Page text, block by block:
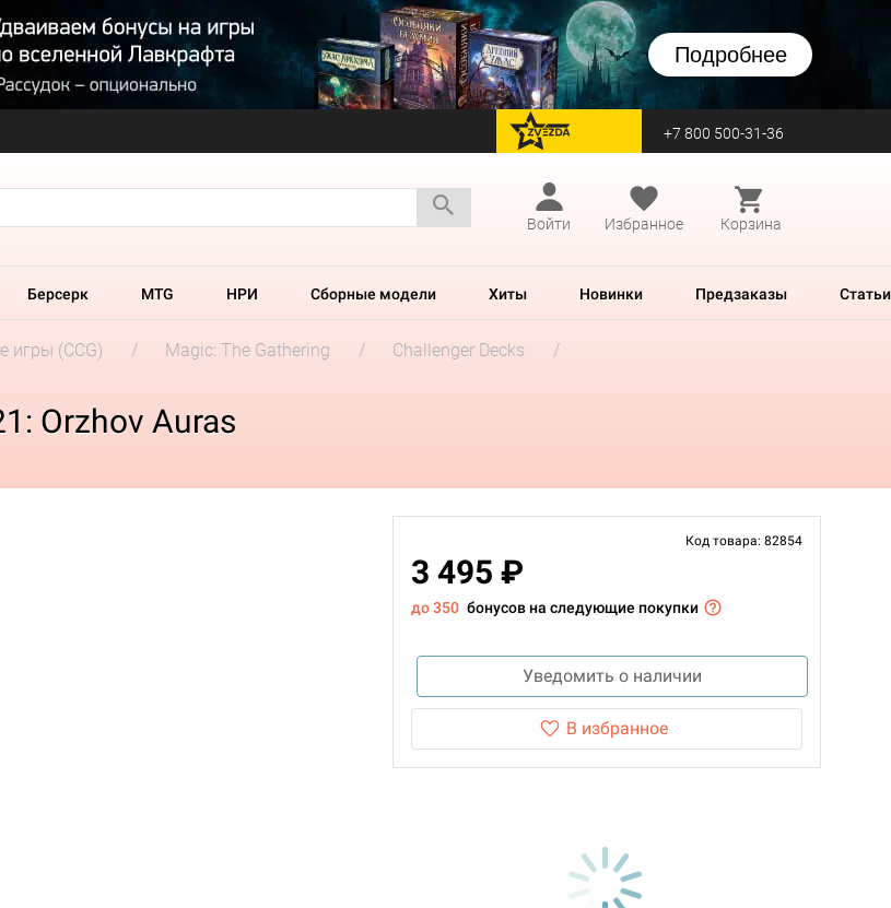
Подробнее
перейти на Zvezda +7 800 500-31-36
Войти
Избранное Корзина
Берсерк MTG НРИ Сборные модели Хиты Новинки Предзаказы Статьи
игры (CCG) Magic: The Gathering
Challenger Decks
Orzhov Auras
Код товара: 82854
3 495 ₽
до 350 бонусов на следующие покупки
Уведомить о наличии
В избранное